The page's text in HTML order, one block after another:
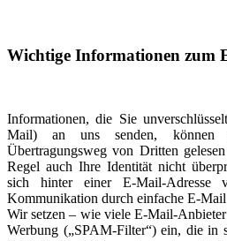
Wichtige Informationen zum
Informationen, die Sie
Mail) an uns senden, können
Übertragungsweg von Dritten
Regel auch Ihre Identität nicht
sich hinter einer E-Mail-Adresse
Kommunikation durch einfache E-
Wir setzen – wie viele E-Mail-
Werbung („SPAM-Filter“) ein, die in